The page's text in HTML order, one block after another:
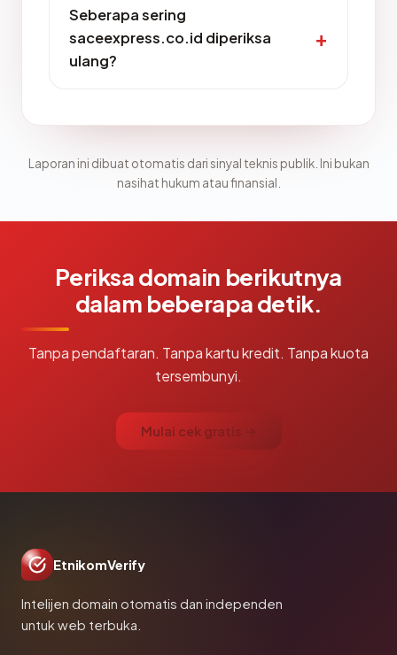
Seberapa sering
saceexpress.co.id diperiksa
ulang?
Laporan ini dibuat otomatis dari sinyal teknis publik. Ini bukan
nasihat hukum atau finansial.
Periksa domain berikutnya
dalam beberapa detik.
Tanpa pendaftaran. Tanpa kartu kredit. Tanpa kuota
tersembunyi.
Mulai cek gratis →
EtnikomVerify
Intelijen domain otomatis dan independen
untuk web terbuka.